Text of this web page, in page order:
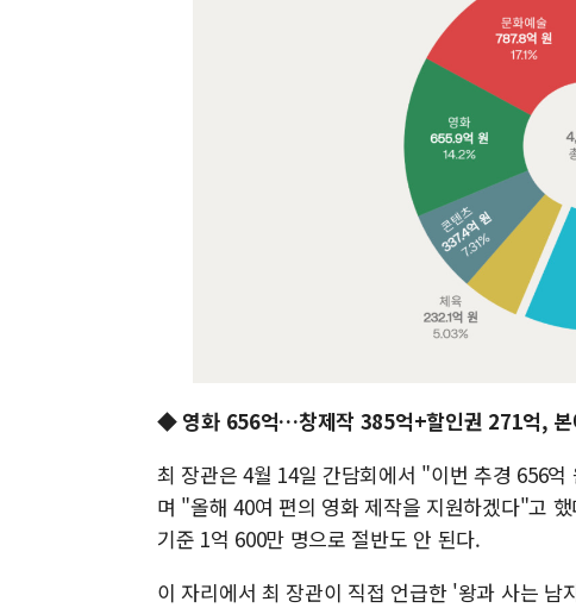
◆ 영화 656억…창제작 385억+할인권 271억, 본
최 장관은 4월 14일 간담회에서 "이번 추경 656
며 "올해 40여 편의 영화 제작을 지원하겠다"고
기준 1억 600만 명으로 절반도 안 된다.
이 자리에서 최 장관이 직접 언급한 '왕과 사는